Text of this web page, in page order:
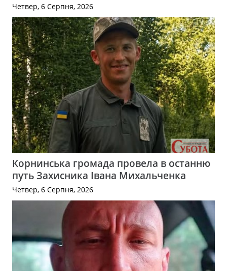
Четвер, 6 Серпня, 2026
Корнинська громада провела в останню
путь Захисника Івана Михальченка
Четвер, 6 Серпня, 2026